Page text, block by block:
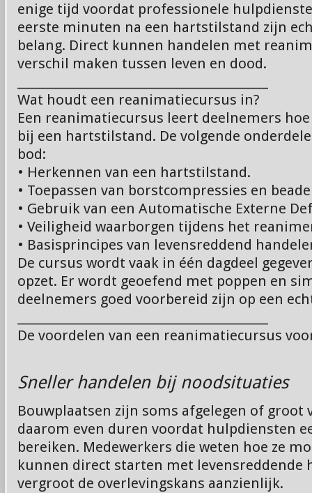
enige tijd voordat professionele
eerste minuten na een hartstilstand zijn
belang. Direct kunnen handelen met
verschil maken tussen leven en dood.
Wat houdt een reanimatiecursus in?
Een reanimatiecursus leert deelnemers
bij een hartstilstand. De volgende
bod:
• Herkennen van een hartstilstand.
• Toepassen van borstcompressies en
• Gebruik van een Automatische Externe
• Veiligheid waarborgen tijdens het
• Basisprincipes van levensreddend
De cursus wordt vaak in één dagdeel
opzet. Er wordt geoefend met poppen en
deelnemers goed voorbereid zijn op een
De voordelen van een reanimatiecursus
Sneller handelen bij noodsituaties
Bouwplaatsen zijn soms afgelegen of groot
daarom even duren voordat hulpdiensten
bereiken. Medewerkers die weten hoe ze
kunnen direct starten met levensreddende
vergroot de overlevingskans aanzienlijk.